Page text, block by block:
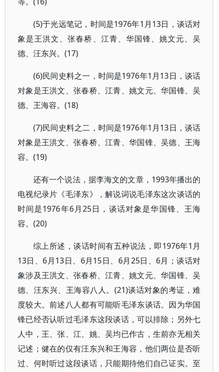
(5)于光远笔记，时间是1976年1月13日，谈话对
象是王洪文、张春桥、江青、华国锋、姚文元、吴
德、汪东兴。(17)
(6)民间史料之一，时间是1976年1月13日，谈话
对象是王洪文、张春桥、江青、姚文元、华国锋、吴
德、王海容。(18)
(7)民间史料之二，时间是1976年1月13日，谈话
对象是王洪文、张春桥、江青、华国锋、吴德、王海
容。(19)
还有一个说法，据李海文的文章，1993年播出的
电视纪录片《毛泽东》，解说词说毛泽东这次谈话的
时间是1976年6月25日，谈话对象是华国锋、王海
容。(20)
综上所述，谈话时间有五种说法，即1976年1月
13日、6月13日、6月15日、6月25日、6月；谈话对
象涉及王洪文、张春桥、江青、姚文元、华国锋、吴
德、汪东兴、王海容八人。(21)谈话对象的考证，难
度较大。前述八人都有可能听毛泽东谈话。因为华国
锋已经否认听过毛泽东这段谈话，可以排除；另外七
人中，王、张、江、姚、吴均已作古，生前亦无相关
记述；健在的仅有汪东兴和王海容，他们两位是否听
过、何时听过这段谈话，只能期待他们自己证实。至